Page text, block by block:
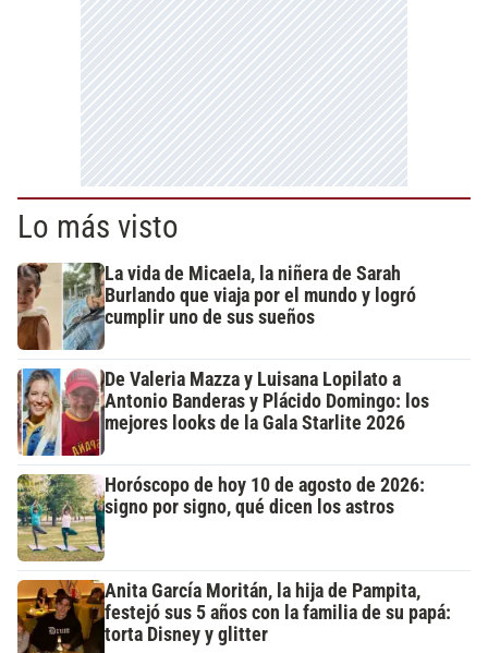
Lo más visto
La vida de Micaela, la niñera de Sarah
Burlando que viaja por el mundo y logró
cumplir uno de sus sueños
De Valeria Mazza y Luisana Lopilato a
Antonio Banderas y Plácido Domingo: los
mejores looks de la Gala Starlite 2026
Horóscopo de hoy 10 de agosto de 2026:
signo por signo, qué dicen los astros
Anita García Moritán, la hija de Pampita,
festejó sus 5 años con la familia de su papá:
torta Disney y glitter